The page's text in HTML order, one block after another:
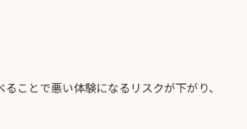
ことで悪い体験になるリスクが下がり、